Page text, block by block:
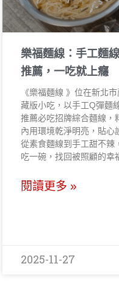
樂福麵線：手工麵
推薦，一吃就上癮
《樂福麵線 》位在新北
藏版小吃，以手工Q彈麵
推薦必吃招牌綜合麵線，
內用環境乾淨明亮，貼心
從素食麵線到手工甜不辣
吃一碗，找回被照顧的幸
閱讀更多 »
2025-11-27